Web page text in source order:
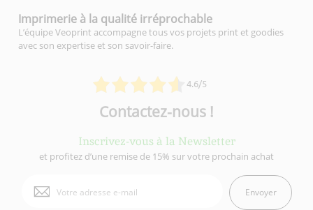
4.6/5
Imprimerie à la qualité irréprochable
L’équipe Veoprint accompagne tous vos projets print et goodies
avec son expertise et son savoir-faire.
Contactez-nous !
Inscrivez-vous à la Newsletter
et profitez d’une remise de 15% sur votre prochain achat
Envoyer